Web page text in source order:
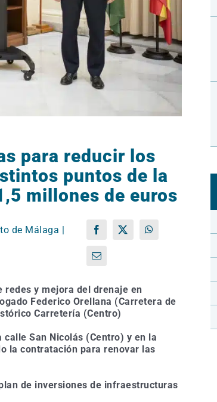
para reducir los
puntos de la
millones de euros
de Málaga |
Facebook
X WhatsApp
Correo
redes y mejora del drenaje en
Federico Orellana (Carretera de
Carretería (Centro)
San Nicolás (Centro) y en la
la contratación para renovar las
de inversiones de infraestructuras